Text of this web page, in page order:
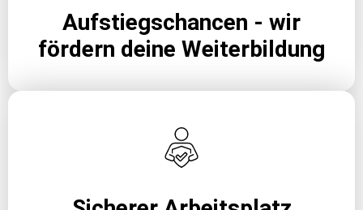
Aufstiegschancen - wir
fördern deine Weiterbildung